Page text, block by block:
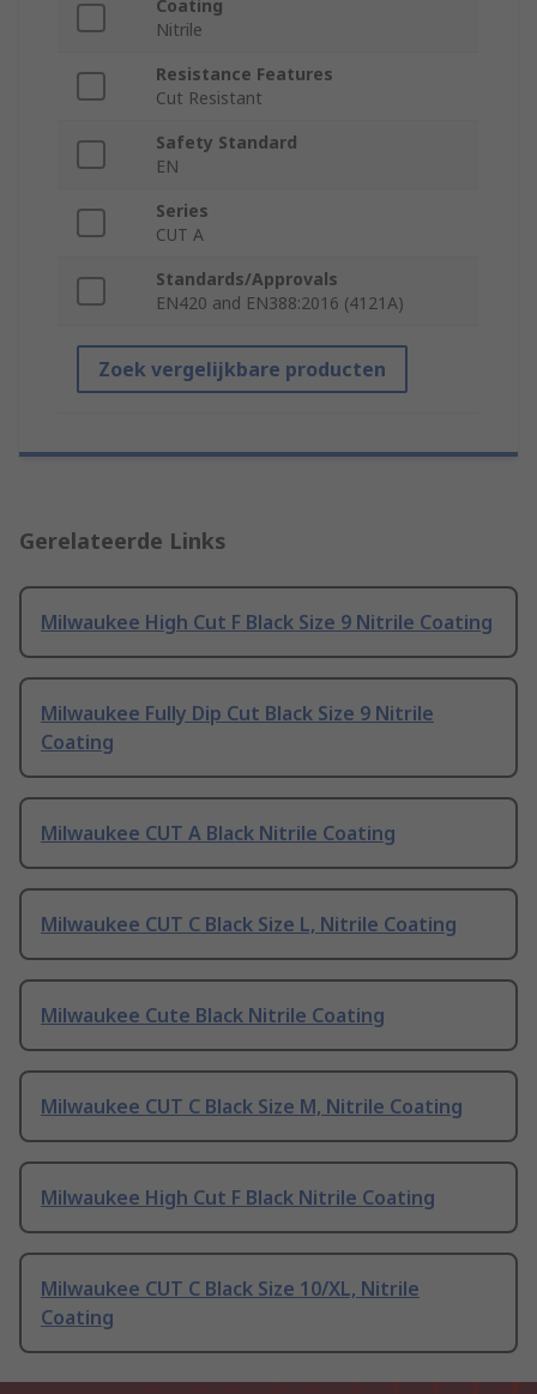
Coating
Nitrile
Resistance Features
Cut Resistant
Safety Standard
EN
Series
CUT A
Standards/Approvals
EN420 and EN388:2016 (4121A)
Zoek vergelijkbare producten
Gerelateerde Links
Milwaukee High Cut F Black Size 9 Nitrile Coating
Milwaukee Fully Dip Cut Black Size 9 Nitrile
Coating
Milwaukee CUT A Black Nitrile Coating
Milwaukee CUT C Black Size L, Nitrile Coating
Milwaukee Cute Black Nitrile Coating
Milwaukee CUT C Black Size M, Nitrile Coating
Milwaukee High Cut F Black Nitrile Coating
Milwaukee CUT C Black Size 10/XL, Nitrile
Coating